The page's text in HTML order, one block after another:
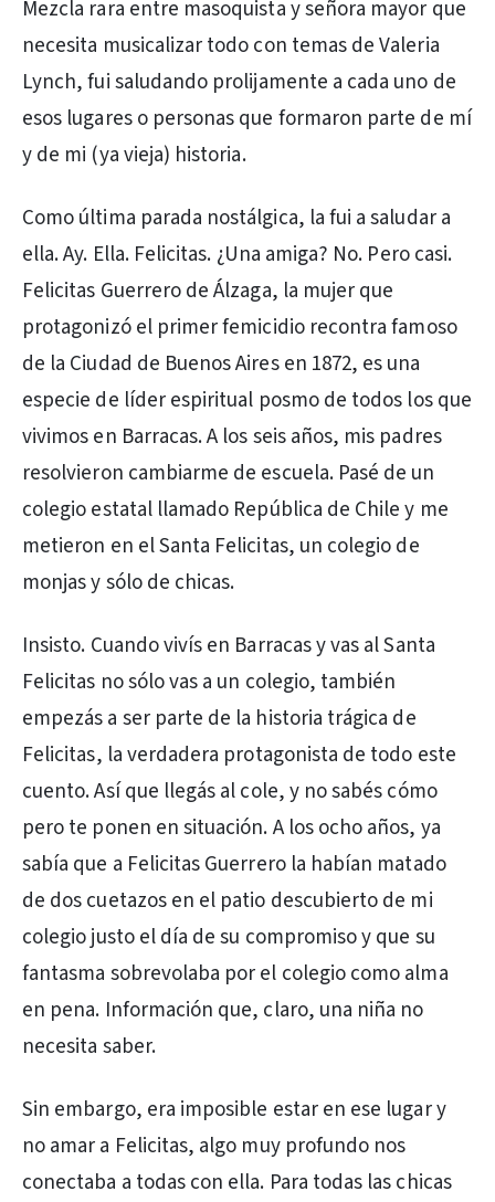
Mezcla rara entre masoquista y señora mayor que
necesita musicalizar todo con temas de Valeria
Lynch, fui saludando prolijamente a cada uno de
esos lugares o personas que formaron parte de mí
y de mi (ya vieja) historia.
Como última parada nostálgica, la fui a saludar a
ella. Ay. Ella. Felicitas. ¿Una amiga? No. Pero casi.
Felicitas Guerrero de Álzaga, la mujer que
protagonizó el primer femicidio recontra famoso
de la Ciudad de Buenos Aires en 1872, es una
especie de líder espiritual posmo de todos los que
vivimos en Barracas. A los seis años, mis padres
resolvieron cambiarme de escuela. Pasé de un
colegio estatal llamado República de Chile y me
metieron en el Santa Felicitas, un colegio de
monjas y sólo de chicas.
Insisto. Cuando vivís en Barracas y vas al Santa
Felicitas no sólo vas a un colegio, también
empezás a ser parte de la historia trágica de
Felicitas, la verdadera protagonista de todo este
cuento. Así que llegás al cole, y no sabés cómo
pero te ponen en situación. A los ocho años, ya
sabía que a Felicitas Guerrero la habían matado
de dos cuetazos en el patio descubierto de mi
colegio justo el día de su compromiso y que su
fantasma sobrevolaba por el colegio como alma
en pena. Información que, claro, una niña no
necesita saber.
Sin embargo, era imposible estar en ese lugar y
no amar a Felicitas, algo muy profundo nos
conectaba a todas con ella. Para todas las chicas